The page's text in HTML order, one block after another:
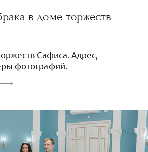
в доме торжеств
Сафиса. Адрес,
фотографий.